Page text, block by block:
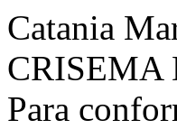
Catania
CRISEMA
Para